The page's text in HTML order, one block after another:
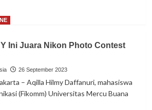
Ini Juara Nikon Photo Contest
26 September 2023
– Aqilla Hilmy Daffanuri, mahasiswa
(Fikomm) Universitas Mercu Buana